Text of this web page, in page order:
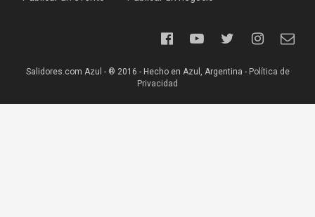
Salidores.com Azul - ® 2016 - Hecho en Azul, Argentina - Política de
Privacidad